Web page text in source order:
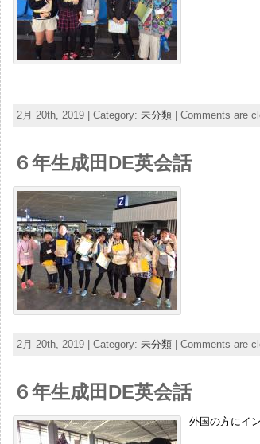
2月 20th, 2019 | Category: 未分類| Comments are
６年生成田DE英会話
2月 20th, 2019 | Category: 未分類| Comments are
６年生成田DE英会話
外国の方にイ